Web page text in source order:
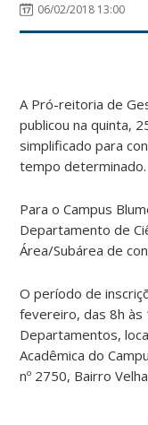
06/02/2018 13:00
A Pró-reitoria de
publicou na quinta,
simplificado para
tempo determinado.
Para o Campus
Departamento de
Área/Subárea de
O período de
fevereiro, das 8h às
Departamentos,
Acadêmica do
nº 2750, Bairro